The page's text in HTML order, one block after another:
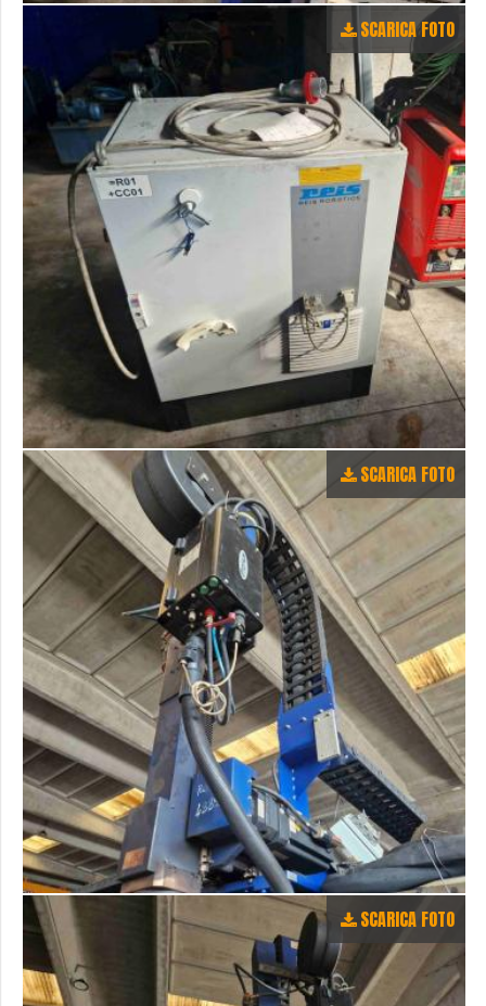
SCARICA FOTO
SCARICA FOTO
SCARICA FOTO